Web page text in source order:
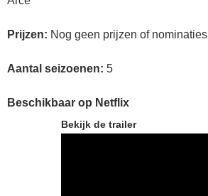
Prijzen: Nog geen prijzen of nominaties
Aantal seizoenen: 5
Beschikbaar op Netflix
Bekijk de trailer